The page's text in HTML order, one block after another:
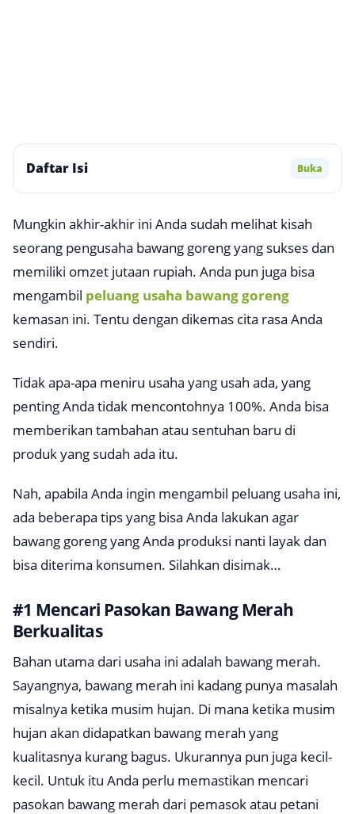
Daftar Isi Buka
Mungkin akhir-akhir ini Anda sudah melihat kisah
seorang pengusaha bawang goreng yang sukses dan
memiliki omzet jutaan rupiah. Anda pun juga bisa
mengambil peluang usaha bawang goreng
kemasan ini. Tentu dengan dikemas cita rasa Anda
sendiri.
Tidak apa-apa meniru usaha yang usah ada, yang
penting Anda tidak mencontohnya 100%. Anda bisa
memberikan tambahan atau sentuhan baru di
produk yang sudah ada itu.
Nah, apabila Anda ingin mengambil peluang usaha ini,
ada beberapa tips yang bisa Anda lakukan agar
bawang goreng yang Anda produksi nanti layak dan
bisa diterima konsumen. Silahkan disimak…
#1 Mencari Pasokan Bawang Merah
Berkualitas
Bahan utama dari usaha ini adalah bawang merah.
Sayangnya, bawang merah ini kadang punya masalah
misalnya ketika musim hujan. Di mana ketika musim
hujan akan didapatkan bawang merah yang
kualitasnya kurang bagus. Ukurannya pun juga kecil-
kecil. Untuk itu Anda perlu memastikan mencari
pasokan bawang merah dari pemasok atau petani